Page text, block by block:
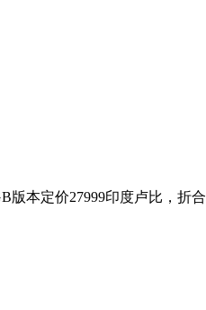
版本定价27999印度卢比，折合